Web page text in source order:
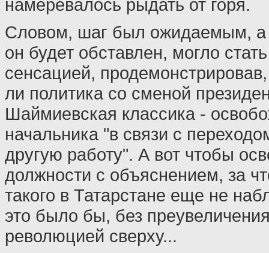
намеревалось рыдать от горя.
Словом, шаг был ожидаемым, а
он будет обставлен, могло стать
сенсацией,
ли политика со сменой
Шаймиевская классика -
начальника "в связи с
другую работу". А вот чтобы
должности с объяснением, за
такого в Татарстане еще не
это было бы, без
революцией сверху...